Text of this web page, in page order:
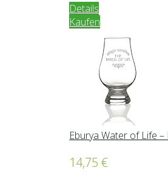
Details
Kaufen
Eburya Water of Life
14,75 €